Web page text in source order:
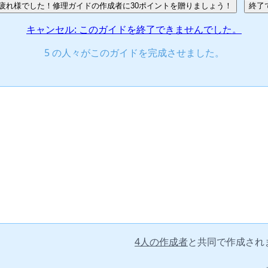
れ様でした！修理ガイドの作成者に30ポイントを贈りましょう！ 終了
キャンセル: このガイドを終了できませんでした。
5 の人々がこのガイドを完成させました。
4人の作成者と共同で作成され